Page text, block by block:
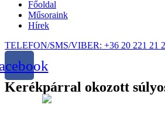
Főoldal
Műsoraink
Hírek
TELEFON/SMS/VIBER: +36 20 221 21
Kerékpárral okozott